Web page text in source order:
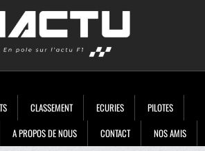
CLASSEMENT ECURIES
PILOTES
A PROPOS DE NOUS CONTACT NOS AMIS